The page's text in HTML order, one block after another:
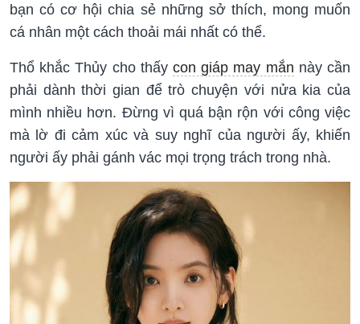
bạn có cơ hội chia sẻ những sở thích, mong muốn
cá nhân một cách thoải mái nhất có thể.
Thổ khắc Thủy cho thấy con giáp may mắn này cần
phải dành thời gian để trò chuyện với nửa kia của
mình nhiều hơn. Đừng vì quá bận rộn với công việc
mà lờ đi cảm xúc và suy nghĩ của người ấy, khiến
người ấy phải gánh vác mọi trọng trách trong nhà.